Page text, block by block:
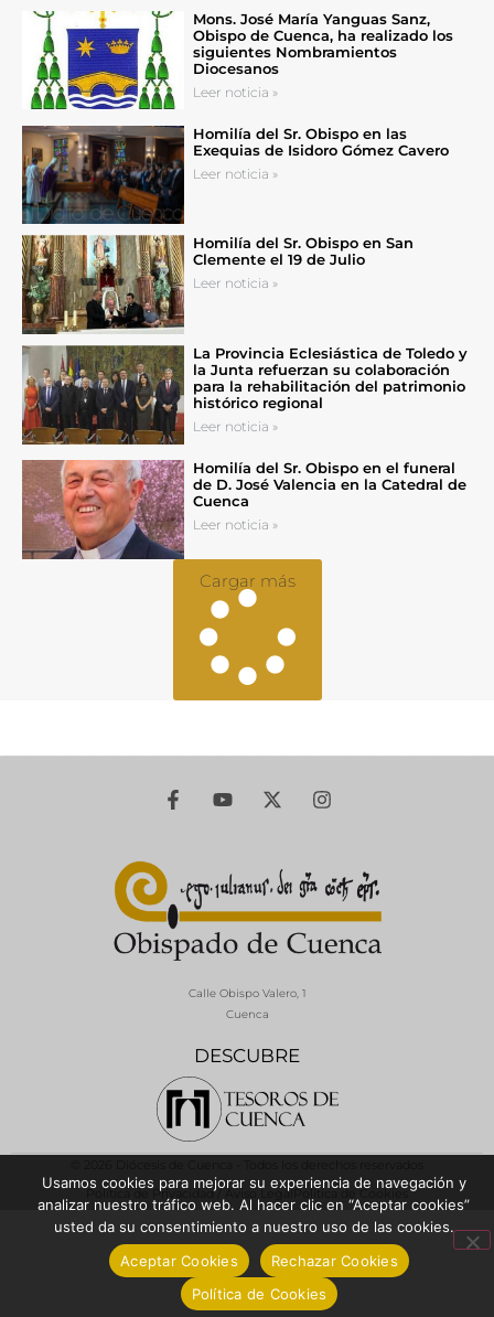
Mons. José María Yanguas Sanz,
Obispo de Cuenca, ha realizado los
siguientes Nombramientos
Diocesanos
Leer noticia »
Homilía del Sr. Obispo en las
Exequias de Isidoro Gómez Cavero
Leer noticia »
Homilía del Sr. Obispo en San
Clemente el 19 de Julio
Leer noticia »
La Provincia Eclesiástica de Toledo y
la Junta refuerzan su colaboración
para la rehabilitación del patrimonio
histórico regional
Leer noticia »
Homilía del Sr. Obispo en el funeral
de D. José Valencia en la Catedral de
Cuenca
Leer noticia »
Cargar más
DESCUBRE
Calle Obispo Valero, 1
Cuenca
Política de Privacidad / Aviso LegalPolítica de Cookies
Usamos cookies para mejorar su experiencia de navegación y
analizar nuestro tráfico web. Al hacer clic en “Aceptar cookies”
usted da su consentimiento a nuestro uso de las cookies.
Aceptar Cookies
Rechazar Cookies
Política de Cookies